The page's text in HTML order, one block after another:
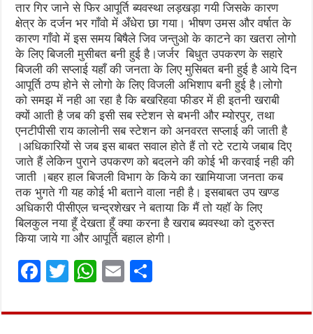
तार गिर जाने से फिर आपूर्ति ब्यवस्था लड़खड़ा गयी जिसके कारण
क्षेत्र के दर्जन भर गाँवो में अँधेरा छा गया। भीषण उमस और वर्षात के
कारण गाँवो में इस समय बिषैले जिव जन्तुओ के काटने का खतरा लोगो
के लिए बिजली मुसीबत बनी हुई है।जर्जर बिधुत उपकरण के सहारे
बिजली की सप्लाई यहाँ की जनता के लिए मुसिबत बनी हुई है आये दिन
आपूर्ति ठप्प होने से लोगो के लिए विजली अभिशाप बनी हुई है।लोगो
को समझ में नही आ रहा है कि बखरिहवा फीडर में ही इतनी खराबी
क्यों आती है जब की इसी सब स्टेशन से बभनी और म्योरपुर, तथा
एनटीपीसी राय कालोनी सब स्टेशन को अनवरत सप्लाई की जाती है
।अधिकारियों से जब इस बाबत सवाल होते हैं तो रटे रटाये जबाब दिए
जाते हैं लेकिन पुराने उपकरण को बदलने की कोई भी करवाई नही की
जाती ।बहर हाल बिजली विभाग के किये का खामियाजा जनता कब
तक भुगते गी यह कोई भी बताने वाला नही है। इसबाबत उप खण्ड
अधिकारी पीसीएल चन्द्रशेखर ने बताया कि मैं तो यहॉ के लिए
बिलकुल नया हूँ देखता हूँ क्या करना है खराब ब्यवस्था को दुरुस्त
किया जाये गा और आपूर्ति बहाल होगी।
F
ce
T
it
W
at
E
ai ar